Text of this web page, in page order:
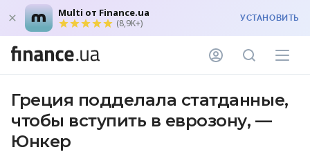
Multi от Finance.ua
(8,9K+) УСТАНОВИТЬ
Греция подделала статданные,
чтобы вступить в еврозону, —
Юнкер